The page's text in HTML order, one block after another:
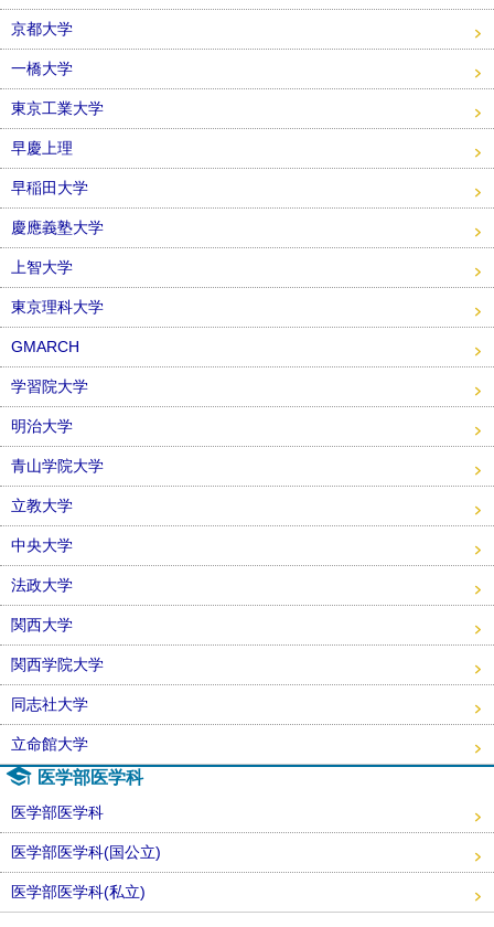
京都大学
一橋大学
東京工業大学
早慶上理
早稲田大学
慶應義塾大学
上智大学
東京理科大学
GMARCH
学習院大学
明治大学
青山学院大学
立教大学
中央大学
法政大学
関西大学
関西学院大学
同志社大学
立命館大学
医学部医学科
医学部医学科
医学部医学科(国公立)
医学部医学科(私立)